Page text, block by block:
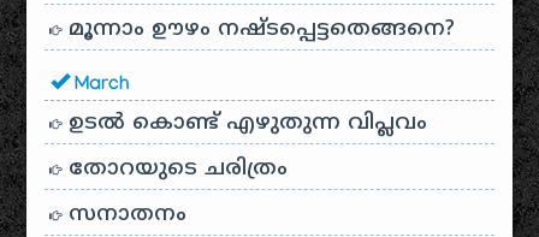
മൂന്നാം ഊഴം നഷ്ടപ്പെട്ടതെങ്ങനെ?
March
ഉടൽ കൊണ്ട് എഴുതുന്ന വിപ്ലവം
തോറയുടെ ചരിത്രം
സനാതനം